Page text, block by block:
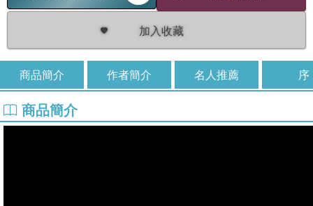
加入收藏
商品簡介 作者簡介 名人推薦 序
商品簡介